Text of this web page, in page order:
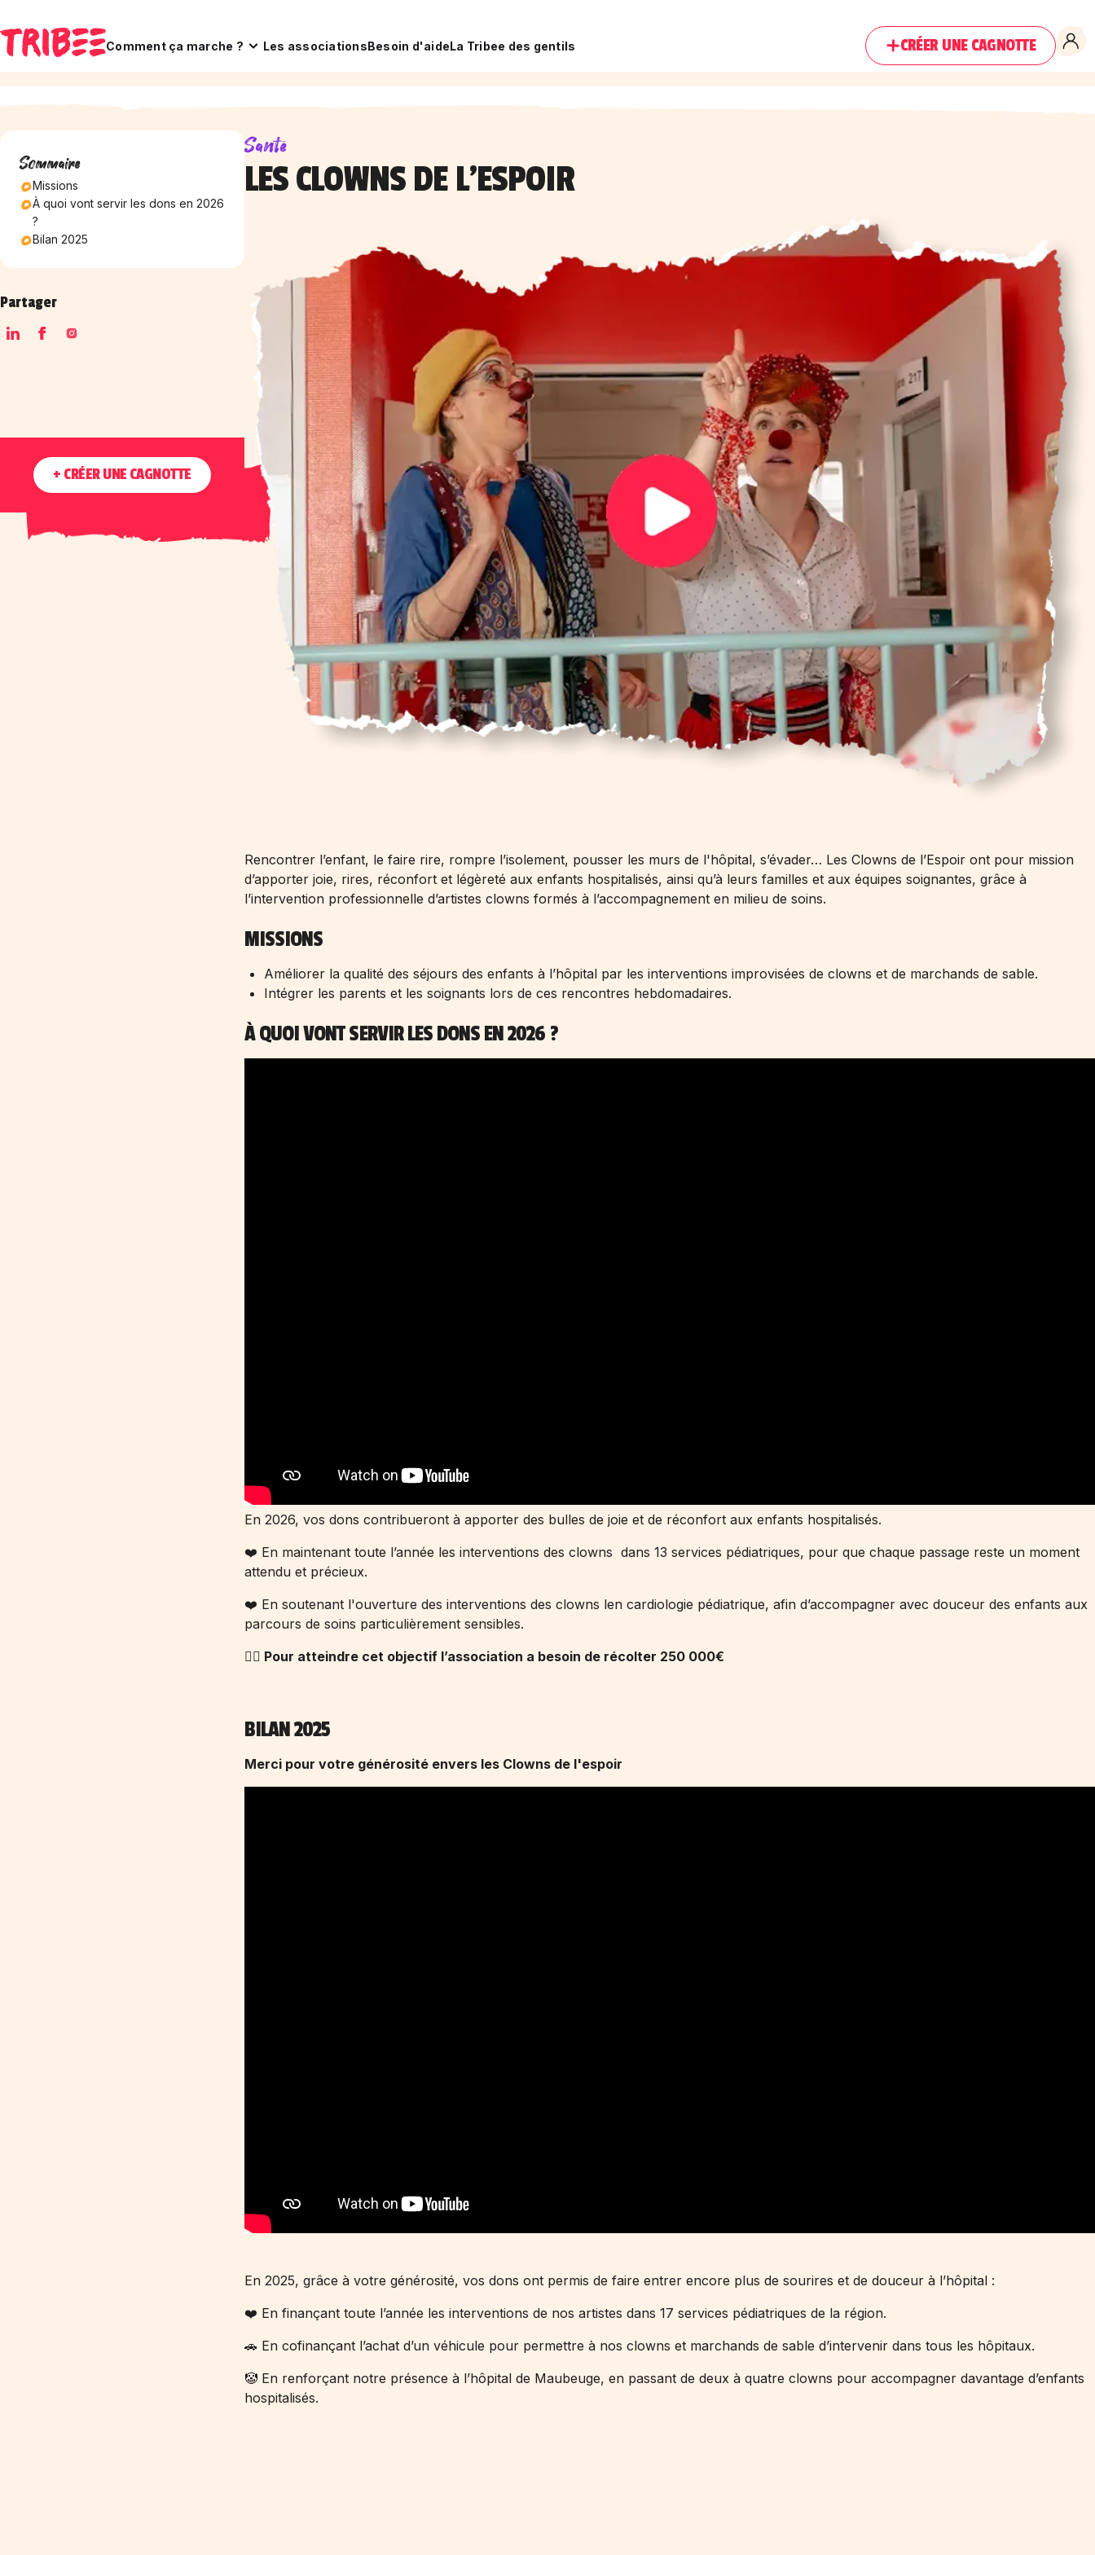
Comment ça marche ? Les associationsBesoin d'aideLa Tribee des gentils CRÉER UNE CAGNOTTE
Sommaire
Missions
À quoi vont servir les dons en 2026
?
Bilan 2025
Partager
+ CRÉER UNE CAGNOTTE
Santé
LES CLOWNS DE L'ESPOIR
Rencontrer l’enfant, le faire rire, rompre l’isolement, pousser les murs de l'hôpital, s’évader… Les Clowns de l’Espoir ont pour mission
d’apporter joie, rires, réconfort et légèreté aux enfants hospitalisés, ainsi qu’à leurs familles et aux équipes soignantes, grâce à
l’intervention professionnelle d’artistes clowns formés à l’accompagnement en milieu de soins.
MISSIONS
Améliorer la qualité des séjours des enfants à l’hôpital par les interventions improvisées de clowns et de marchands de sable.
Intégrer les parents et les soignants lors de ces rencontres hebdomadaires.
À QUOI VONT SERVIR LES DONS EN 2026 ?
En 2026, vos dons contribueront à apporter des bulles de joie et de réconfort aux enfants hospitalisés.
❤️ En maintenant toute l’année les interventions des clowns dans 13 services pédiatriques, pour que chaque passage reste un moment
attendu et précieux.
❤️ En soutenant l'ouverture des interventions des clowns len cardiologie pédiatrique, afin d’accompagner avec douceur des enfants aux
parcours de soins particulièrement sensibles.
👉🏻 Pour atteindre cet objectif l’association a besoin de récolter 250 000€
BILAN 2025
Merci pour votre générosité envers les Clowns de l'espoir
En 2025, grâce à votre générosité, vos dons ont permis de faire entrer encore plus de sourires et de douceur à l’hôpital :
❤️ En finançant toute l’année les interventions de nos artistes dans 17 services pédiatriques de la région.
🚗 En cofinançant l’achat d’un véhicule pour permettre à nos clowns et marchands de sable d’intervenir dans tous les hôpitaux.
🤡 En renforçant notre présence à l’hôpital de Maubeuge, en passant de deux à quatre clowns pour accompagner davantage d’enfants
hospitalisés.